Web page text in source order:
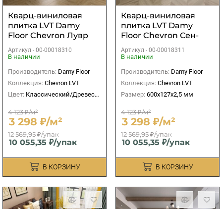
Кварц-виниловая
плитка LVT Damy
Floor Chevron Лувр
Артикул - 00-00018310
В наличии
Производитель: Damy Floor
Коллекция: Chevron LVT
Цвет: Классический/Древесный
4 123 ₽/м²
3 298 ₽/м²
12 569,95 ₽/упак
10 055,35 ₽/упак
В КОРЗИНУ
Кварц-виниловая
плитка LVT Damy
Floor Chevron Сен-
Артикул - 00-00018311
В наличии
Производитель: Damy Floor
Коллекция: Chevron LVT
Размер: 600х127х2,5 мм
4 123 ₽/м²
3 298 ₽/м²
12 569,95 ₽/упак
10 055,35 ₽/упак
В КОРЗИНУ